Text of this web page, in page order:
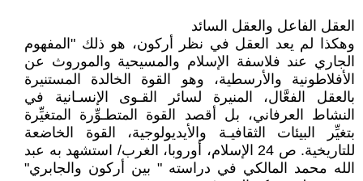
العقل الفاعل والعقل السائد
وهكذا لم يعد العقل في نظر أركون، هو ذلك "المفهوم
الجاري عند فلاسفة الإسلام والمسيحية والموروث عن
الأفلاطونية والأرسطية، وهو القوة الخالدة المستنيرة
بالعقل الفعَّال، المنيرة لسائر القـوى الإنسـانية في
النشاط العرفاني، بل أقصد القوة المتطـوِّرة المتغيِّرة
بتغيِّر البيئات الثقافيـة والأيديولوجية، القوة الخاضعة
للتاريخية. ص 24 الإسلام، أوروبا، الغرب/ استشهد به عبد
الله محمد المالكي في دراسته " بين أركون والجابري"